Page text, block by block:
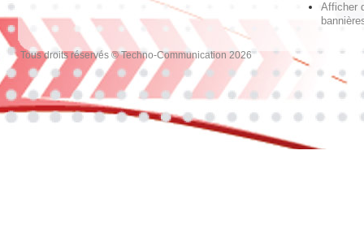
Afficher
Tous droits réservés © Techno-Communication 2026